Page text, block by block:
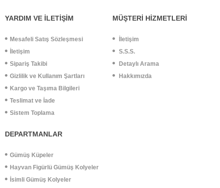
YARDIM VE İLETİŞİM
Mesafeli Satış Sözleşmesi
İletişim
Sipariş Takibi
Gizlilik ve Kullanım Şartları
Kargo ve Taşıma Bilgileri
Teslimat ve İade
Sistem Toplama
MÜŞTERİ HİZMETLERİ
İletişim
S.S.S.
Detaylı Arama
Hakkımızda
DEPARTMANLAR
Gümüş Küpeler
Hayvan Figürlü Gümüş Kolyeler
İsimli Gümüş Kolyeler